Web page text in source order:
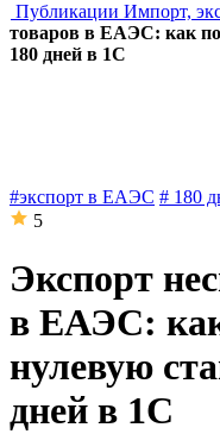
Публикации Импорт,
товаров в ЕАЭС: как
180 дней в 1С
#экспорт в ЕАЭС # 180
5
Экспорт
в ЕАЭС:
нулевую
дней в 1С